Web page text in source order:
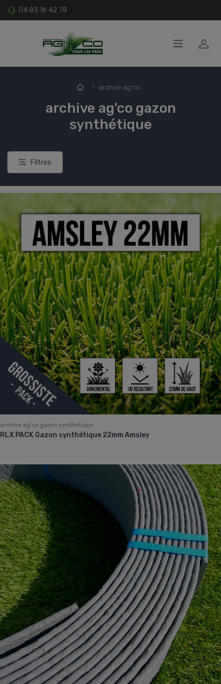
04 83 16 42 78
archive ag'co...
archive ag'co gazon
synthétique
Filtres
archive ag'co gazon synthétique
RLX PACK Gazon synthétique 22mm Amsley